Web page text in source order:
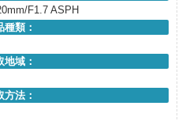
F1.7 ASPH
種類：
地域：
方法：